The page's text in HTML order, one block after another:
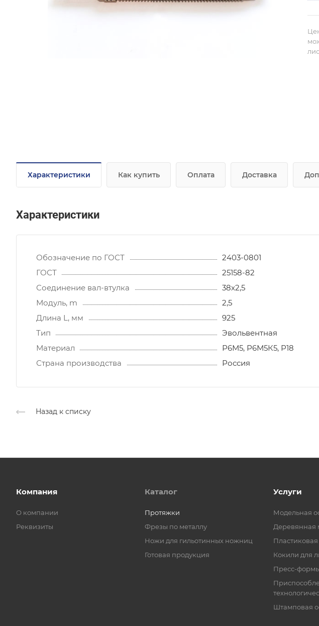
Характеристики Как купить Оплата Доставка
Характеристики
Обозначение по ГОСТ
2403-0801
ГОСТ
25158-82
Соединение вал-втулка
38х2,5
Модуль, m
2,5
Длина L, мм
925
Тип
Эвольвентная
Материал
Р6М5, Р6М5К5, Р18
Страна производства
Россия
Назад к списку
Компания
О компании
Реквизиты
Каталог
Протяжки
Фрезы по металлу
Ножи для гильотинных ножниц
Готовая продукция
Услуги
Модельная
Деревянная
Кокили для
Пресс-
Штамповая